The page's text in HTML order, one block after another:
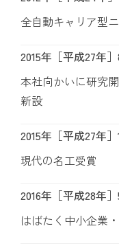
全自動キャリア型
2015年［平成27年
本社向かいに研究
新設
2015年［平成27年］
現代の名工受賞
2016年［平成28年
はばたく中小企業